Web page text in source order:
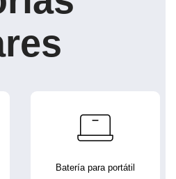
Batería para portátil